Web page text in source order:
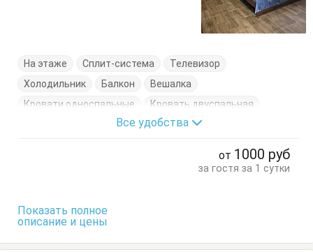
На этаже Сплит-система
Телевизор
Холодильник
Балкон
Вешалка
Кровати односпальные
Кровать двуспальная
Все удобства
от 1000 руб
за гостя за 1 сутки
Показать полное
описание и цены